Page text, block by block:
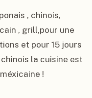
, chinois,
, grill,pour une
et pour 15 jours
la cuisine est
!